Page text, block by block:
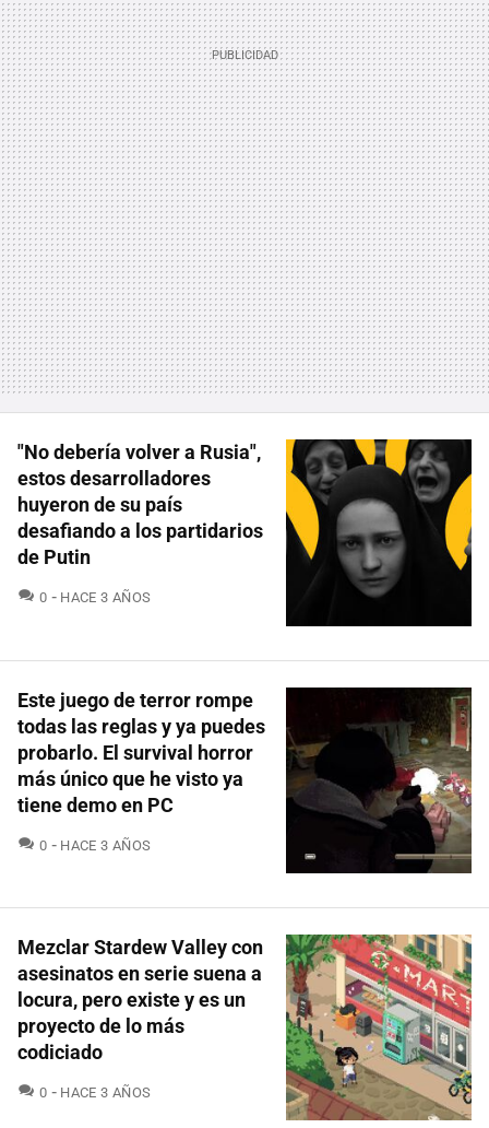
"No debería volver a Rusia",
estos desarrolladores
huyeron de su país
desafiando a los partidarios
de Putin
0 COMENTARIOS
HACE 3 AÑOS
Este juego de terror rompe
todas las reglas y ya puedes
probarlo. El survival horror
más único que he visto ya
tiene demo en PC
0 COMENTARIOS
HACE 3 AÑOS
Mezclar Stardew Valley con
asesinatos en serie suena a
locura, pero existe y es un
proyecto de lo más
codiciado
0 COMENTARIOS
HACE 3 AÑOS